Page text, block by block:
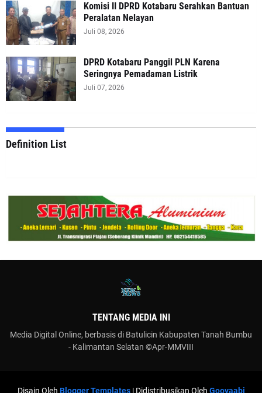
Komisi II DPRD Kotabaru Serahkan Bantuan
Peralatan Nelayan
Juli 08, 2026
DPRD Kotabaru Panggil PLN Karena
Seringnya Pemadaman Listrik
Juli 07, 2026
Definition List
TENTANG MEDIA INI
Media Digital Online, berbasis di Batulicin Kabupaten Tanah Bumbu
- Kalimantan Selatan ©Apr-MMVIII
Disain Oleh Blogger Templates| Didistribusikan Oleh Gooyaabi